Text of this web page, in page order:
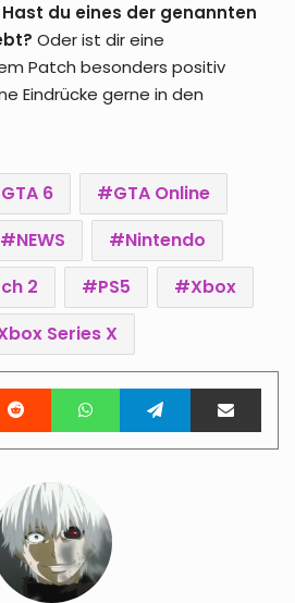
Hast du eines der genannten
Oder ist dir eine
Patch besonders positiv
Eindrücke gerne in den
GTA 6
GTA Online
NEWS
Nintendo
2
PS5
Xbox
Series X
Reddit WhatsAppTelegramTeile per E-Mail